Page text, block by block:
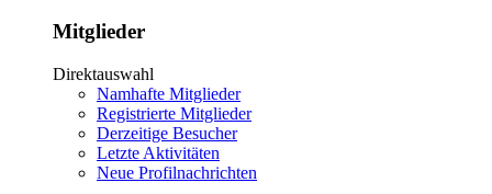
Mitglieder
Direktauswahl
Namhafte Mitglieder
Registrierte Mitglieder
Derzeitige Besucher
Letzte Aktivitäten
Neue Profilnachrichten